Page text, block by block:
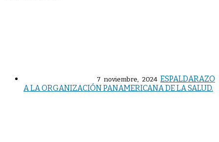
7 noviembre, 2024 ESPALDARAZO
A LA ORGANIZACIÓN PANAMERICANA DE LA SALUD.